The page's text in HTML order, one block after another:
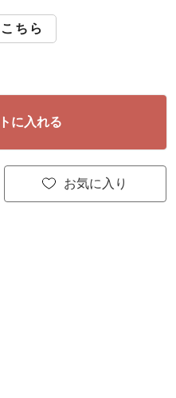
ちら
お気に入り
に入れる